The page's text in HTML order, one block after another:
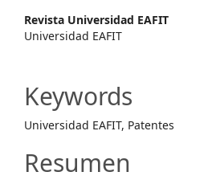
Main
Article
Revista Universidad EAFIT
Universidad EAFIT
Keywords
Universidad EAFIT, Patentes
Resumen